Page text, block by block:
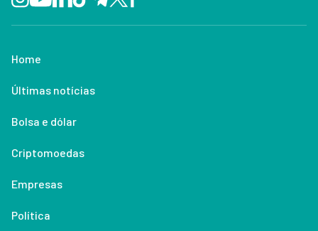
Home
Últimas notícias
Bolsa e dólar
Criptomoedas
Empresas
Política